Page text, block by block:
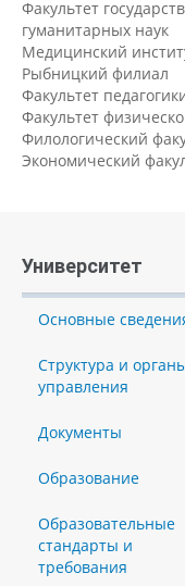
Факультет
гуманитарных наук
Медицинский
Рыбницкий филиал
Факультет
Факультет
Филологический
Экономический
Университет
Основные
Структура и
управления
Документы
Образование
Образовательные
стандарты и
требования